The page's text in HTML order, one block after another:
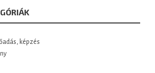
képzés